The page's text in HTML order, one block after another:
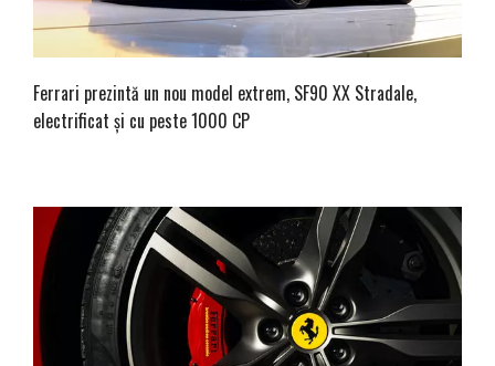
Ferrari prezintă un nou model extrem, SF90 XX Stradale,
electrificat și cu peste 1000 CP